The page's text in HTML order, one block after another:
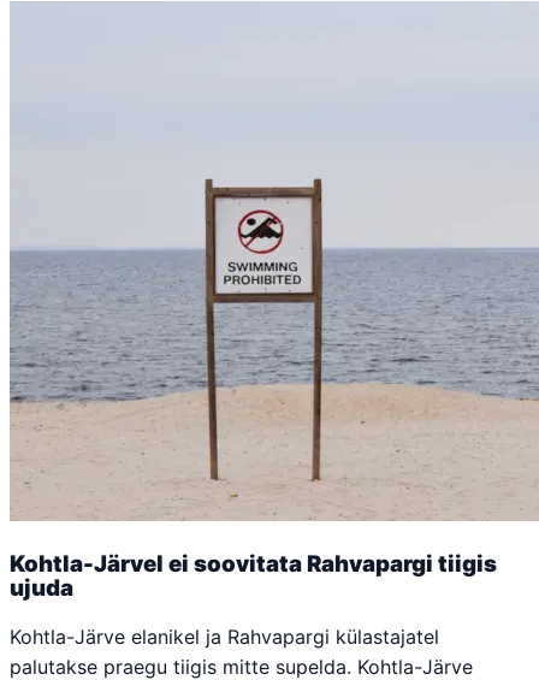
Kohtla-Järvel ei soovitata Rahvapargi tiigis
ujuda
Kohtla-Järve elanikel ja Rahvapargi külastajatel
palutakse praegu tiigis mitte supelda. Kohtla-Järve